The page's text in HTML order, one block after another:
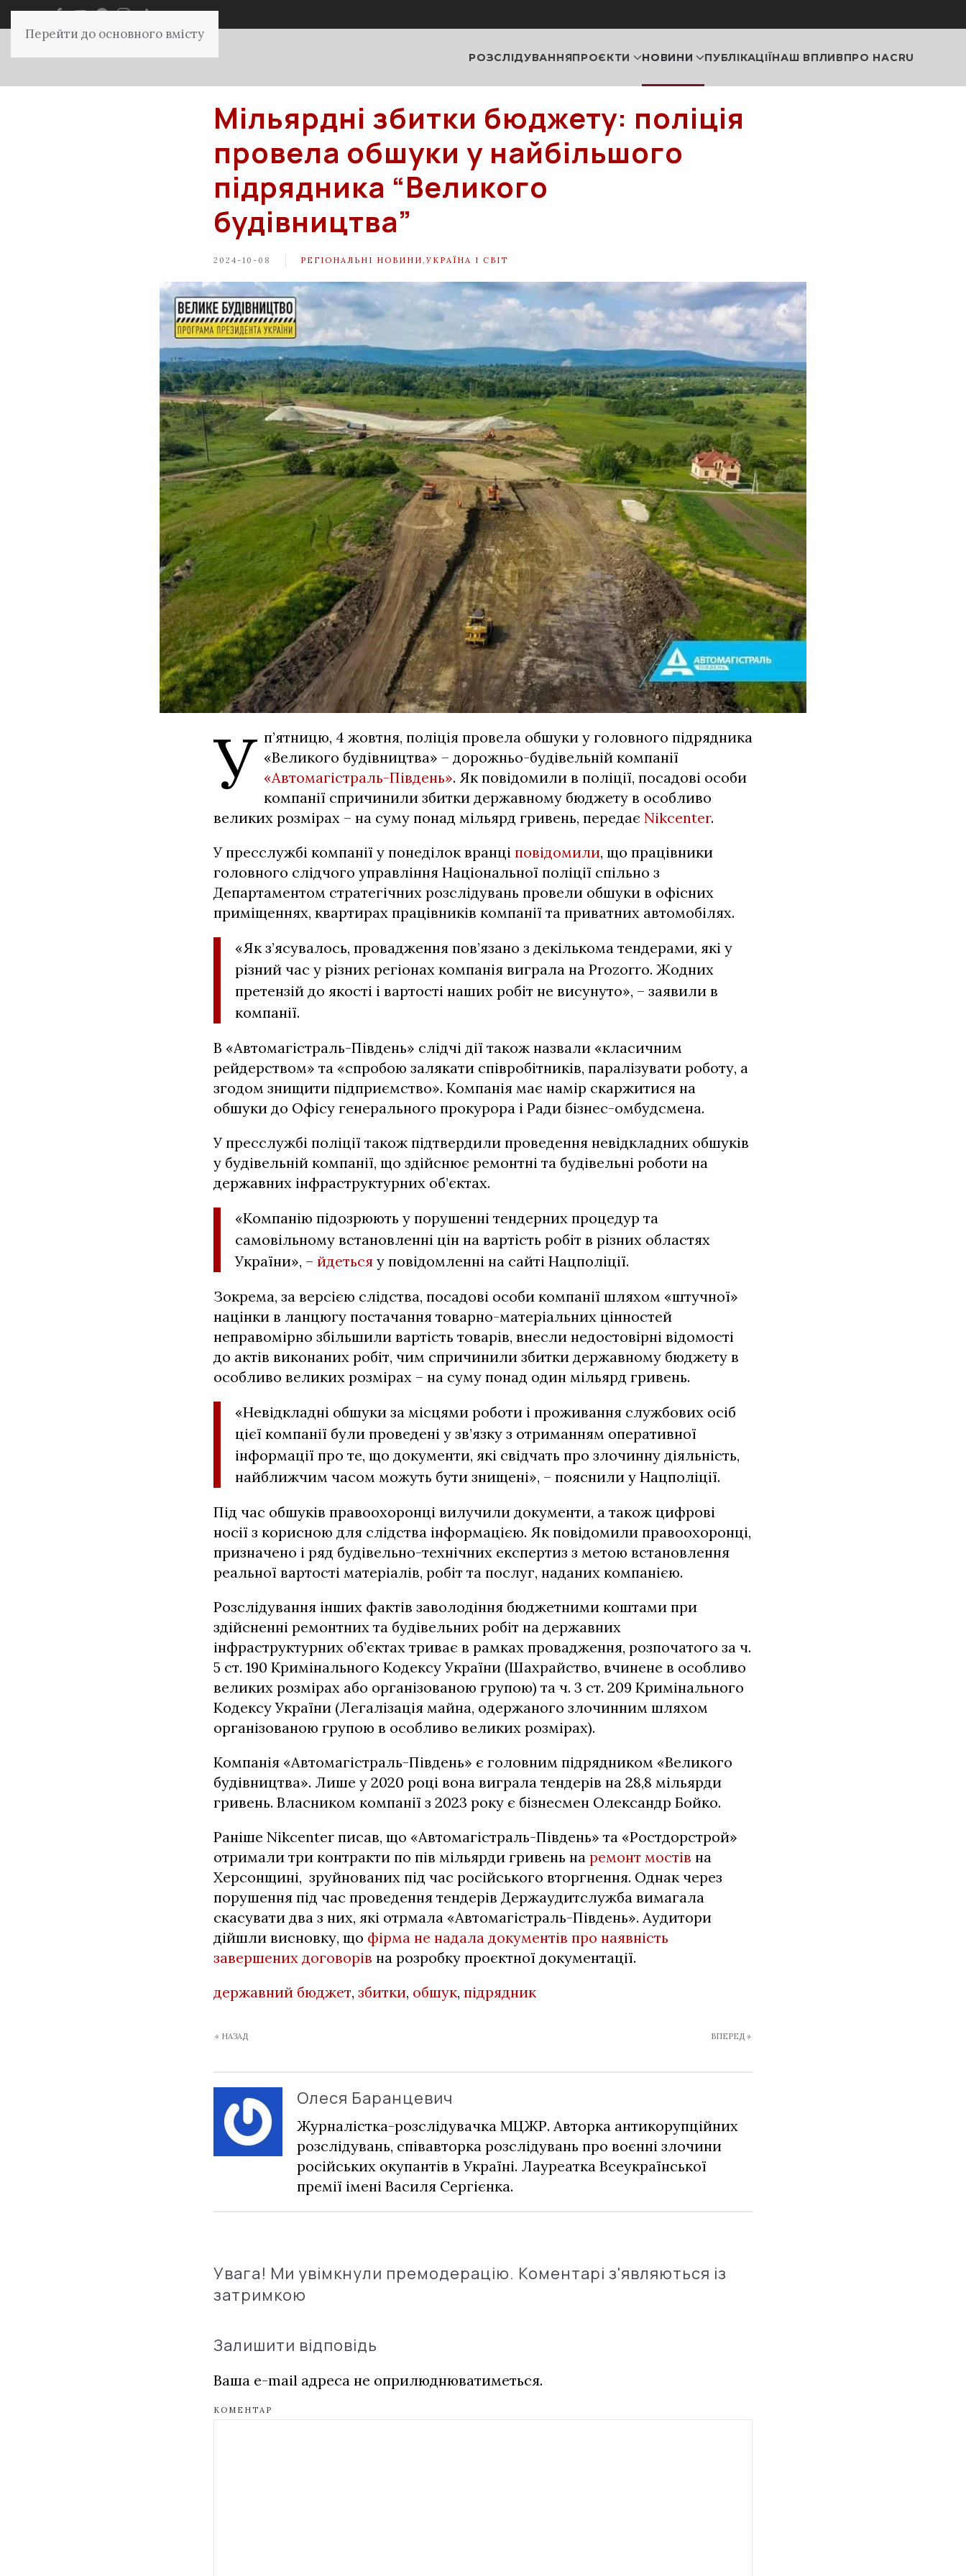
Перейти до основного вмісту
РОЗСЛІДУВАННЯПРОЄКТИ НОВИНИ ПУБЛІКАЦІЇНАШ ВПЛИВПРО НАСRU
Мільярдні збитки бюджету: поліція
провела обшуки у найбільшого
підрядника “Великого
будівництва”
2024-10-08 РЕГІОНАЛЬНІ НОВИНИ УКРАЇНА І СВІТ
У п’ятницю, 4 жовтня, поліція провела обшуки у головного підрядника
«Великого будівництва» – дорожньо-будівельній компанії
«Автомагістраль-Південь». Як повідомили в поліції, посадові особи
компанії спричинили збитки державному бюджету в особливо
великих розмірах – на суму понад мільярд гривень, передає Nikcenter.
У пресслужбі компанії у понеділок вранці повідомили, що працівники
головного слідчого управління Національної поліції спільно з
Департаментом стратегічних розслідувань провели обшуки в офісних
приміщеннях, квартирах працівників компанії та приватних автомобілях.
«Як з’ясувалось, провадження пов’язано з декількома тендерами, які у
різний час у різних регіонах компанія виграла на Prozorro. Жодних
претензій до якості і вартості наших робіт не висунуто», – заявили в
компанії.
В «Автомагістраль-Південь» слідчі дії також назвали «класичним
рейдерством» та «спробою залякати співробітників, паралізувати роботу, а
згодом знищити підприємство». Компанія має намір скаржитися на
обшуки до Офісу генерального прокурора і Ради бізнес-омбудсмена.
У пресслужбі поліції також підтвердили проведення невідкладних обшуків
у будівельній компанії, що здійснює ремонтні та будівельні роботи на
державних інфраструктурних об’єктах.
«Компанію підозрюють у порушенні тендерних процедур та
самовільному встановленні цін на вартість робіт в різних областях
України», – йдеться у повідомленні на сайті Нацполіції.
Зокрема, за версією слідства, посадові особи компанії шляхом «штучної»
націнки в ланцюгу постачання товарно-матеріальних цінностей
неправомірно збільшили вартість товарів, внесли недостовірні відомості
до актів виконаних робіт, чим спричинили збитки державному бюджету в
особливо великих розмірах – на суму понад один мільярд гривень.
«Невідкладні обшуки за місцями роботи і проживання службових осіб
цієї компанії були проведені у зв’язку з отриманням оперативної
інформації про те, що документи, які свідчать про злочинну діяльність,
найближчим часом можуть бути знищені», – пояснили у Нацполіції.
Під час обшуків правоохоронці вилучили документи, а також цифрові
носії з корисною для слідства інформацією. Як повідомили правоохоронці,
призначено і ряд будівельно-технічних експертиз з метою встановлення
реальної вартості матеріалів, робіт та послуг, наданих компанією.
Розслідування інших фактів заволодіння бюджетними коштами при
здійсненні ремонтних та будівельних робіт на державних
інфраструктурних об’єктах триває в рамках провадження, розпочатого за ч.
5 ст. 190 Кримінального Кодексу України (Шахрайство, вчинене в особливо
великих розмірах або організованою групою) та ч. 3 ст. 209 Кримінального
Кодексу України (Легалізація майна, одержаного злочинним шляхом
організованою групою в особливо великих розмірах).
Компанія «Автомагістраль-Південь» є головним підрядником «Великого
будівництва». Лише у 2020 році вона виграла тендерів на 28,8 мільярди
гривень. Власником компанії з 2023 року є бізнесмен Олександр Бойко.
Раніше Nikcenter писав, що «Автомагістраль-Південь» та «Ростдорстрой»
отримали три контракти по пів мільярди гривень на ремонт мостів на
Херсонщині, зруйнованих під час російського вторгнення. Однак через
порушення під час проведення тендерів Держаудитслужба вимагала
скасувати два з них, які отрмала «Автомагістраль-Південь». Аудитори
дійшли висновку, що фірма не надала документів про наявність
завершених договорів на розробку проєктної документації.
державний бюджет, збитки, обшук, підрядник
« НАЗАД ВПЕРЕД »
Олеся Баранцевич
Журналістка-розслідувачка МЦЖР. Авторка антикорупційних
розслідувань, співавторка розслідувань про воєнні злочини
російських окупантів в Україні. Лауреатка Всеукраїнської
премії імені Василя Сергієнка.
Увага! Ми увімкнули премодерацію. Коментарі з'являються із
затримкою
Залишити відповідь
Ваша e-mail адреса не оприлюднюватиметься.
КОМЕНТАР